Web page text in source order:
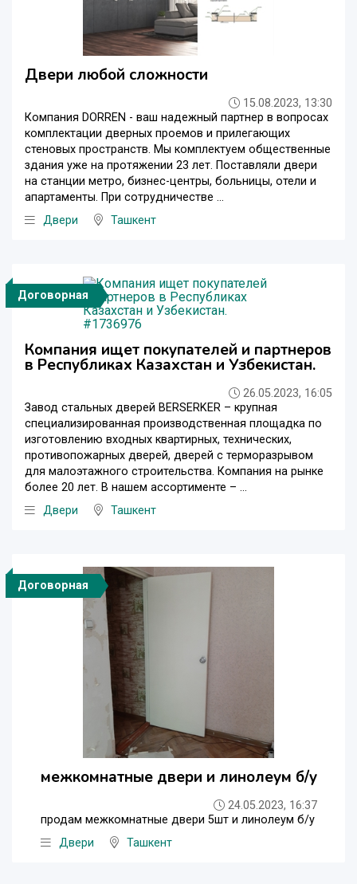
Двери любой сложности
15.08.2023, 13:30
Компания DORREN - ваш надежный партнер в вопросах
комплектации дверных проемов и прилегающих
стеновых пространств. Мы комплектуем общественные
здания уже на протяжении 23 лет. Поставляли двери
на станции метро, бизнес-центры, больницы, отели и
апартаменты. При сотрудничестве ...
Двери
Ташкент
Договорная
Компания ищет покупателей и партнеров
в Республиках Казахстан и Узбекистан.
26.05.2023, 16:05
Завод стальных дверей BERSERKER – крупная
специализированная производственная площадка по
изготовлению входных квартирных, технических,
противопожарных дверей, дверей с терморазрывом
для малоэтажного строительства. Компания на рынке
более 20 лет. В нашем ассортименте – ...
Двери
Ташкент
Договорная
межкомнатные двери и линолеум б/у
24.05.2023, 16:37
продам межкомнатные двери 5шт и линолеум б/у
Двери
Ташкент